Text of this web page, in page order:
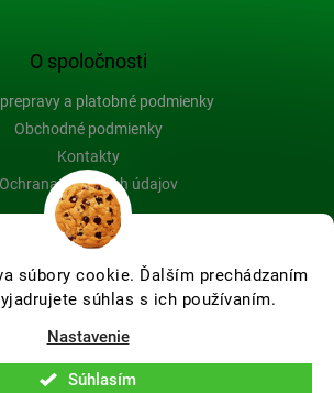
súbory cookie. Ďalším prechádzaním
súhlas s ich používaním.
Nastavenie
Súhlasím
O spoločnosti
a platobné podmienky
Obchodné podmienky
Kontakty
Ochrana osobných údajov
Blog
Farby-na-drevo.sk. Všetky práva vyhradené.